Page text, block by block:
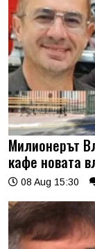
Милионерът
кафе новата
08 Aug 15:30